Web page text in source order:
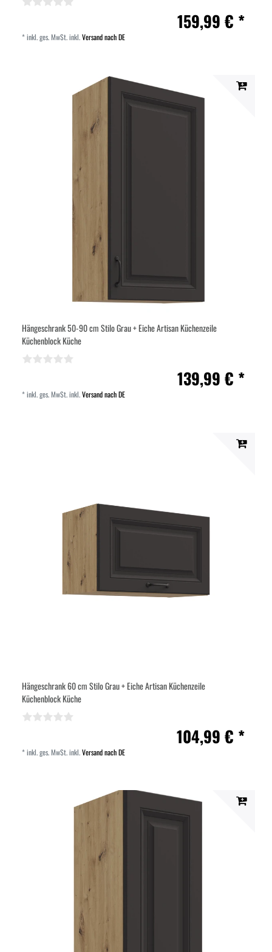
159,99 € *
*inkl. ges. MwSt.inkl.Versand nach DE
Hängeschrank 50-90 cm Stilo Grau + Eiche Artisan Küchenzeile
Küchenblock Küche
139,99 € *
*inkl. ges. MwSt.inkl.Versand nach DE
Hängeschrank 60 cm Stilo Grau + Eiche Artisan Küchenzeile
Küchenblock Küche
104,99 € *
*inkl. ges. MwSt.inkl.Versand nach DE